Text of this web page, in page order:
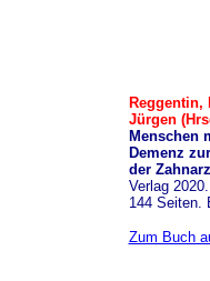
Reggentin,
Jürgen
Menschen
Demenz
der
Verlag
144 Seiten.
Zum Buch